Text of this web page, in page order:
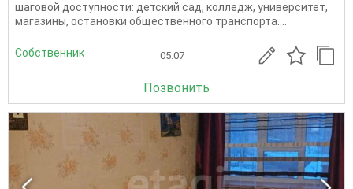
шаговой доступности: детский сад, колледж, университет,
магазины, остановки общественного транспорта....
Собственник 05.07
Позвонить